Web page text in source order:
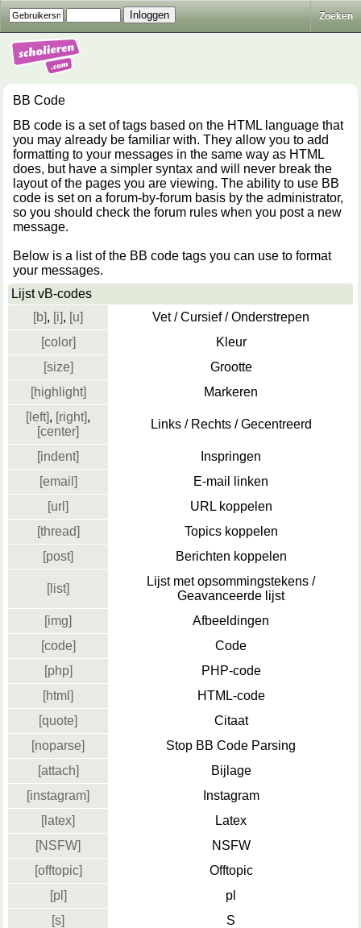
Zoeken
BB Code
BB code is a set of tags based on the HTML language that
you may already be familiar with. They allow you to add
formatting to your messages in the same way as HTML
does, but have a simpler syntax and will never break the
layout of the pages you are viewing. The ability to use BB
code is set on a forum-by-forum basis by the administrator,
so you should check the forum rules when you post a new
message.
Below is a list of the BB code tags you can use to format
your messages.
Lijst vB-codes
[b], [i], [u]
Vet / Cursief / Onderstrepen
[color]
Kleur
[size]
Grootte
[highlight]
Markeren
[left], [right],
[center]
Links / Rechts / Gecentreerd
[indent]
Inspringen
[email]
E-mail linken
[url]
URL koppelen
[thread]
Topics koppelen
[post]
Berichten koppelen
[list]
Lijst met opsommingstekens /
Geavanceerde lijst
[img]
Afbeeldingen
[code]
Code
[php]
PHP-code
[html]
HTML-code
[quote]
Citaat
[noparse]
Stop BB Code Parsing
[attach]
Bijlage
[instagram]
Instagram
[latex]
Latex
[NSFW]
NSFW
[offtopic]
Offtopic
[pl]
pl
[s]
S